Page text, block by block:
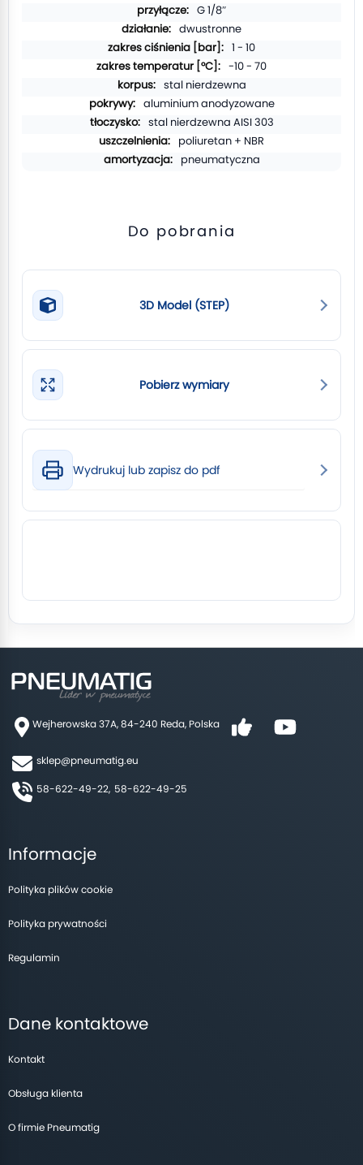
G 1/8″
dwustronne
1 - 10
-10 - 70
stal nierdzewna
aluminium anodyzowane
stal nierdzewna AISI 303
poliuretan + NBR
pneumatyczna
Do pobrania
3D Model (STEP)
Pobierz wymiary
Wydrukuj lub zapisz do pdf
Wejherowska 37A, 84-240 Reda, Polska
sklep@pneumatig.eu
58-622-49-22, 58-622-49-25
Informacje
Polityka plików cookie
Polityka prywatności
Regulamin
Dane kontaktowe
Kontakt
Obsługa klienta
O firmie Pneumatig